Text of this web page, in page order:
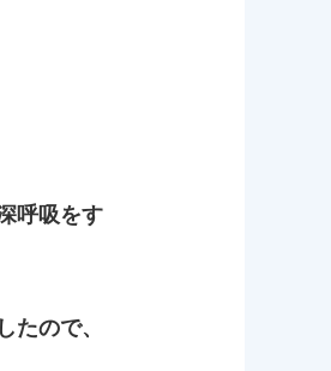
呼吸をす
ので、